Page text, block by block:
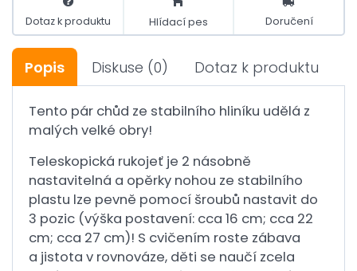
Dotaz k produktu Hlídací pes Doručení
Popis Diskuse (0) Dotaz k produktu
Tento pár chůd ze stabilního hliníku udělá z
malých velké obry!
Teleskopická rukojeť je 2 násobně
nastavitelná a opěrky nohou ze stabilního
plastu lze pevně pomocí šroubů nastavit do
3 pozic (výška postavení: cca 16 cm; cca 22
cm; cca 27 cm)! S cvičením roste zábava
a jistota v rovnováze, děti se naučí zcela